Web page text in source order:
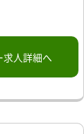
求人詳細へ